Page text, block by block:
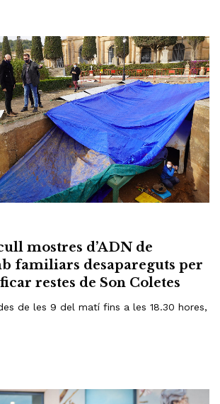
mostres d’ADN de
familiars desapareguts per
restes de Son Coletes
de les 9 del matí fins a les 18.30 hores,